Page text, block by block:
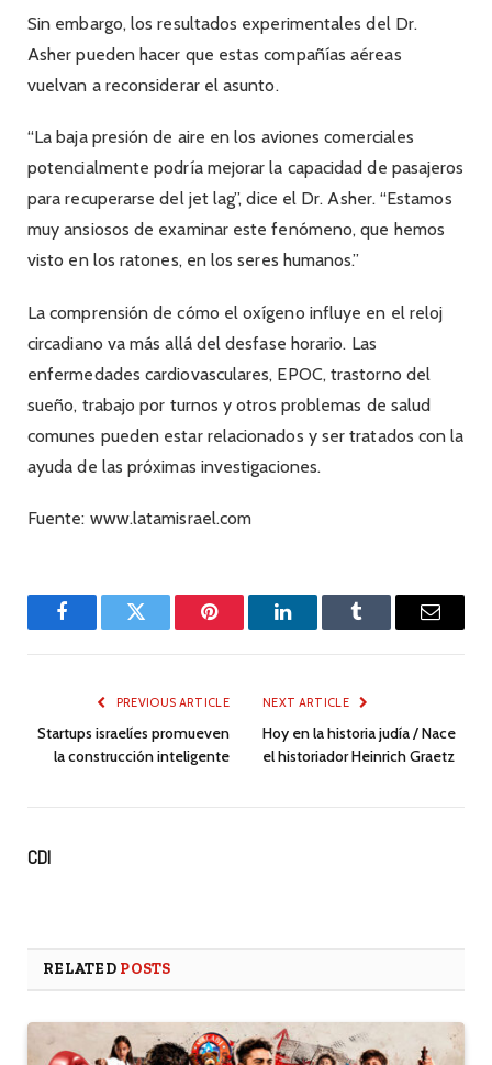
Sin embargo, los resultados experimentales del Dr.
Asher pueden hacer que estas compañías aéreas
vuelvan a reconsiderar el asunto.
“La baja presión de aire en los aviones comerciales
potencialmente podría mejorar la capacidad de pasajeros
para recuperarse del jet lag”, dice el Dr. Asher. “Estamos
muy ansiosos de examinar este fenómeno, que hemos
visto en los ratones, en los seres humanos.”
La comprensión de cómo el oxígeno influye en el reloj
circadiano va más allá del desfase horario. Las
enfermedades cardiovasculares, EPOC, trastorno del
sueño, trabajo por turnos y otros problemas de salud
comunes pueden estar relacionados y ser tratados con la
ayuda de las próximas investigaciones.
Fuente: www.latamisrael.com
FacebookTwitter Pinterest LinkedInTumblr Email
PREVIOUS ARTICLE
Startups israelíes promueven
la construcción inteligente
NEXT ARTICLE
Hoy en la historia judía / Nace
el historiador Heinrich Graetz
CDI
RELATED POSTS